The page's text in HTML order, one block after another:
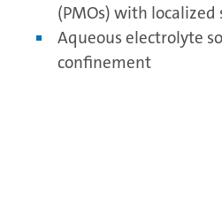
(PMOs) with localized
Aqueous electrolyte
confinement